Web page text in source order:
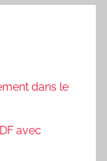
dans le
avec